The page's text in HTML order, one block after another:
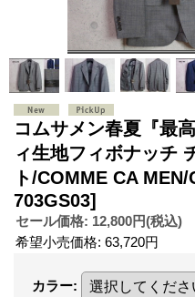
コムサメン春夏『最
ィ生地フィボナッチ
ト/COMME CA
703GS03]
セール価格: 12,800円(税込)
希望小売価格: 63,720円
カラー: